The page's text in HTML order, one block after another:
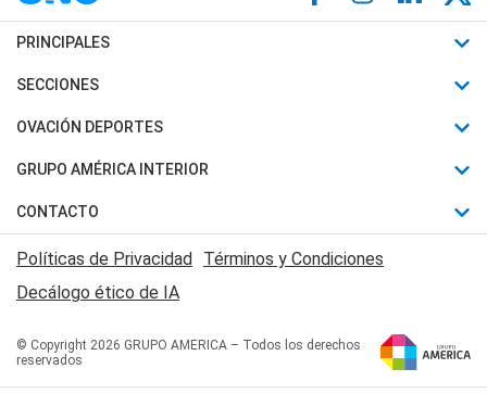
PRINCIPALES
Últimas Noticias
Política
Judiciales
Economia
SECCIONES
Horóscopo
Motores
Trucos caseros
Series y Películas
Edictos y Solicitadas
OVACIÓN DEPORTES
Fútbol
Mundial
Automovilismo
Rugby
Básquet
GRUPO AMÉRICA INTERIOR
Canal 7 en Vivo
San Juan 8
CONTACTO
Acerca de Nosotros
Contactanos
Políticas de Privacidad Términos y Condiciones
Decálogo ético de IA
© Copyright 2026 GRUPO AMERICA – Todos los derechos
reservados